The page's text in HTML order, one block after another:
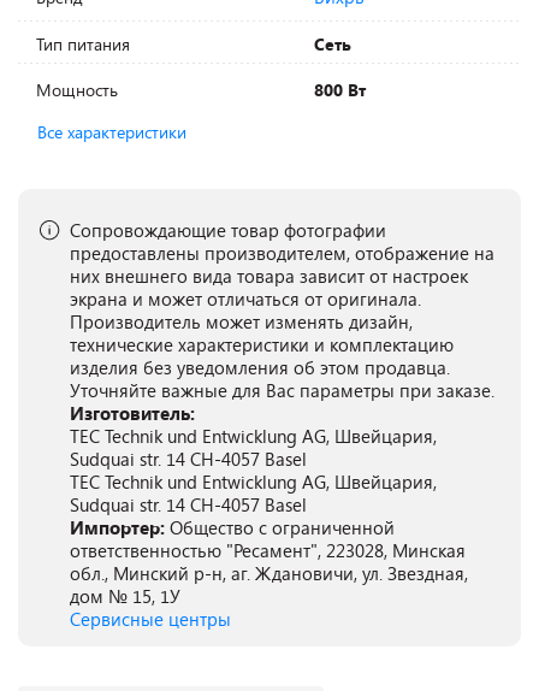
Тип питания
Сеть
Мощность
800 Вт
Все характеристики
Сопровождающие товар фотографии
предоставлены производителем, отображение на
них внешнего вида товара зависит от настроек
экрана и может отличаться от оригинала.
Производитель может изменять дизайн,
технические характеристики и комплектацию
изделия без уведомления об этом продавца.
Уточняйте важные для Вас параметры при заказе.
Изготовитель:
TEC Technik und Entwicklung AG, Швейцария,
Sudquai str. 14 CH-4057 Basel
TEC Technik und Entwicklung AG, Швейцария,
Sudquai str. 14 CH-4057 Basel
Импортер: Общество с ограниченной
ответственностью "Ресамент", 223028, Минская
обл., Минский р-н, аг. Ждановичи, ул. Звездная,
дом № 15, 1У
Сервисные центры